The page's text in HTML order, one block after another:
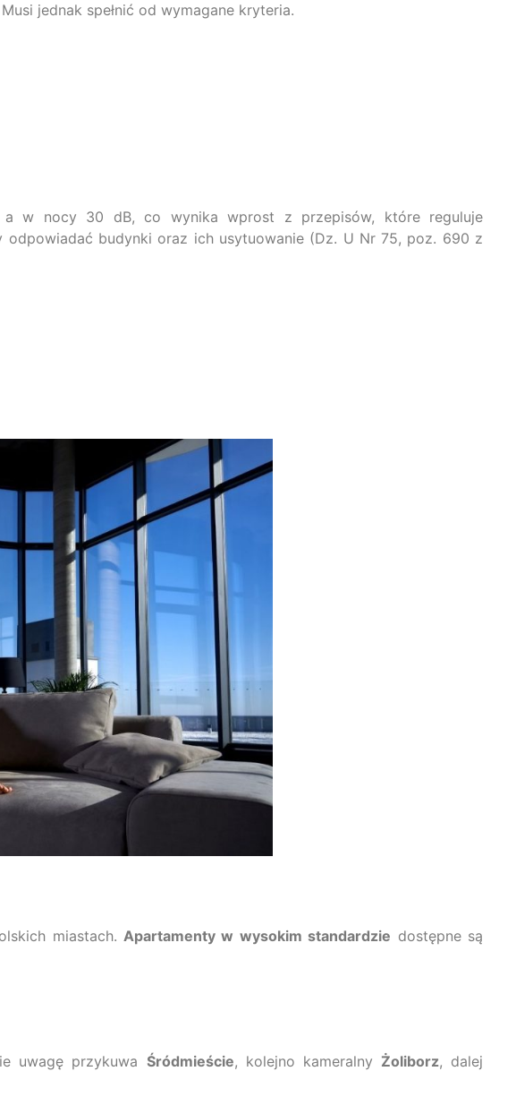
jednak spełnić od wymagane kryteria.
a w nocy 30 dB, co wynika wprost z przepisów, które reguluje
budynki oraz ich usytuowanie (Dz. U Nr 75, poz. 690 z
miastach. Apartamenty w wysokim standardzie dostępne są
uwagę przykuwa Śródmieście, kolejno kameralny Żoliborz, dalej